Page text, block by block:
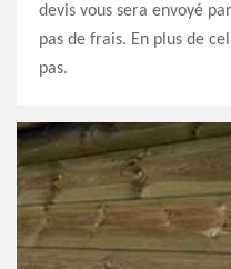
devis vous sera envoyé
pas de frais. En plus de
pas.